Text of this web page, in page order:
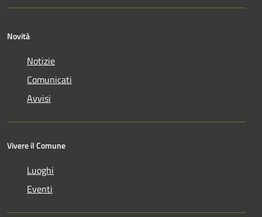
Novità
Notizie
Comunicati
Avvisi
Vivere il Comune
Luoghi
Eventi